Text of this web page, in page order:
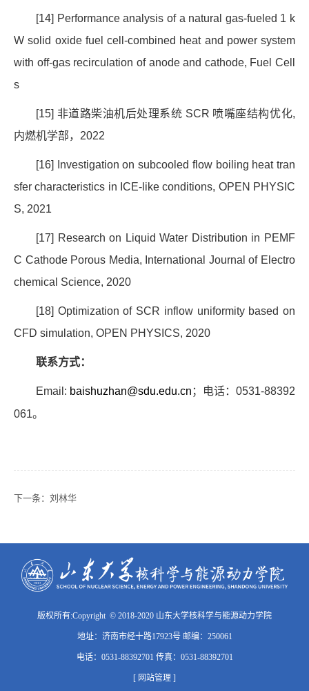
[14] Performance analysis of a natural gas-fueled 1 k
W solid oxide fuel cell-combined heat and power system
with off-gas recirculation of anode and cathode, Fuel Cell
s
[15] 非道路柴油机后处理系统 SCR 喷嘴座结构优化,
内燃机学部， 2022
[16] Investigation on subcooled flow boiling heat tran
sfer characteristics in ICE-like conditions, OPEN PHYSIC
S, 2021
[17] Research on Liquid Water Distribution in PEMF
C Cathode Porous Media, International Journal of Electro
chemical Science, 2020
[18] Optimization of SCR inflow uniformity based on
CFD simulation, OPEN PHYSICS, 2020
联系方式：
Email: baishuzhan@sdu.edu.cn ；电话： 0531-88392
061。
下一条： 刘林华
版权所有:Copyright © 2018-2020 山东大学核科学与能源动力学院
地址：济南市经十路17923号 邮编：250061
电话：0531-88392701 传真：0531-88392701
[ 网站管理 ]